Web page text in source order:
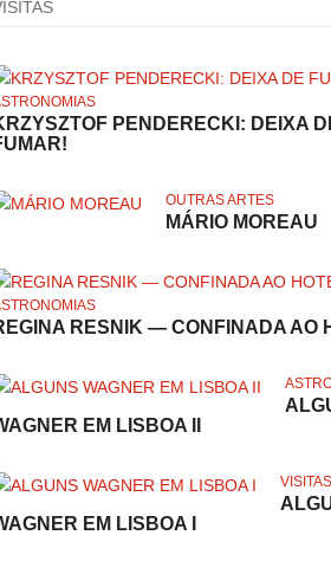
PENDERECKI: DEIXA
OUTRAS ARTES
MÁRIO MOREAU
RESNIK — CONFINADA AO
EM LISBOA II
VISITAS
EM LISBOA I